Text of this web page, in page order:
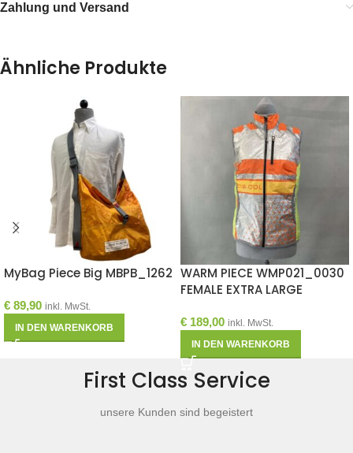
Zahlung und Versand
Ähnliche Produkte
MyBag Piece Big MBPB_1262
€ 89,90 inkl. MwSt.
IN DEN WARENKORB
WARM PIECE WMP021_0030
FEMALE EXTRA LARGE
€ 189,00 inkl. MwSt.
IN DEN WARENKORB
First Class Service
unsere Kunden sind begeistert